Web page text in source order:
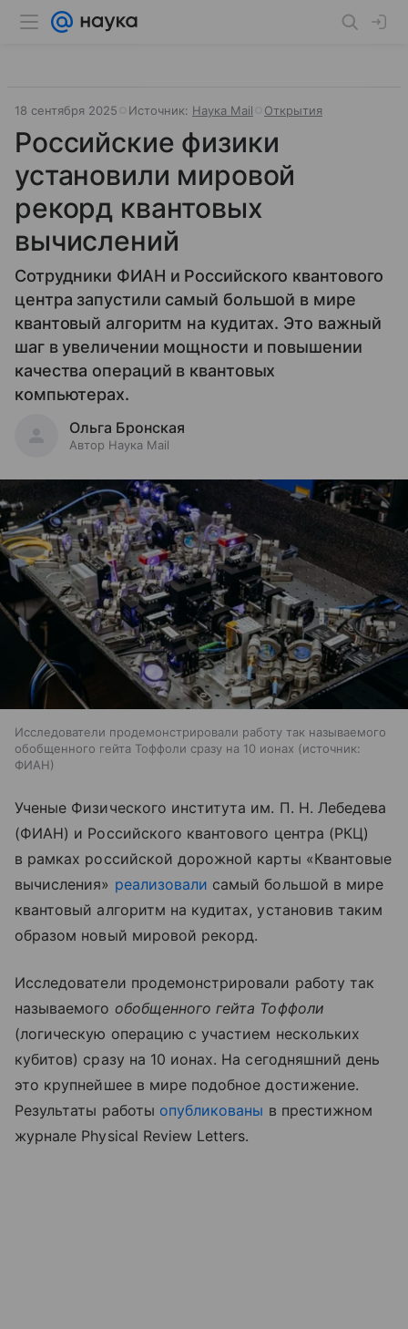
18 сентября 2025 Источник: Наука Mail Открытия
Российские физики
установили мировой
рекорд квантовых
вычислений
Сотрудники ФИАН и Российского квантового
центра запустили самый большой в мире
квантовый алгоритм на кудитах. Это важный
шаг в увеличении мощности и повышении
качества операций в квантовых
компьютерах.
Ольга Бронская
Автор Наука Mail
Исследователи продемонстрировали работу так называемого
обобщенного гейта Тоффоли сразу на 10 ионах
источник:
ФИАН
Ученые Физического института им. П. Н. Лебедева
(ФИАН) и Российского квантового центра (РКЦ)
в рамках российской дорожной карты «Квантовые
вычисления» реализовали самый большой в мире
квантовый алгоритм на кудитах, установив таким
образом новый мировой рекорд.
Исследователи продемонстрировали работу так
называемого обобщенного гейта Тоффоли
(логическую операцию с участием нескольких
кубитов) сразу на 10 ионах. На сегодняшний день
это крупнейшее в мире подобное достижение.
Результаты работы опубликованы в престижном
журнале Physical Review Letters.